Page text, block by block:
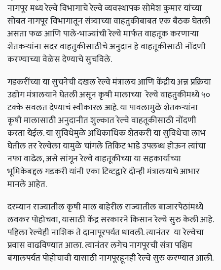
नागपूर मध्य रेल्वे विभागाचे रेल्वे व्यवस्थापक सोमेश कुमार यांच्या
सोबत नागपूर विभागातून संत्र्याच्या वाहतुकीबाबत एक बैठक घेतली
असता फळ आणि पाले-भाज्यांची रेल्वे मार्फत वाहतूक करणाऱ्या
शेतकऱ्यांना सदर वाहतुकीसाठीचे अनुदान हे वाहतूकीसाठी नोंदणी
करण्याच्या वेळेस देण्याचे सुचविले.
गडकरींच्या या सुचनेची दखल रेल्वे मंत्रालय आणि केंद्रीय अन्न प्रक्रिया
उद्योग मंत्रालयाने घेतली असून कृषी मालाच्या रेल्वे वाहतुकीमध्ये ५०
टक्के सवलत देण्याचं स्वीकारल आहे. या पावलामुळे शेतकऱ्यांना
कृषी मालासाठी अनुदानीत शुल्कात रेल्वे वाहतूकीसाठी नोंदणी
करता येईल. या सुविधेमुळे अधिकाधिक शेतकरी या सुविधेचा लाभ
घेतील तर रेल्वेला यामुळे चांगले तिकिट भाडे उपलब्ध होऊन त्यांचा
नफा वाढेल,असे सांगून रेल्वे वाहतूकीच्या या सहकार्याच्या
भूमिकेबद्दल गडकरी यांनी एका टिव्टद्वारे दोन्ही मंत्रालयाचे आभार
मानले आहेत.
दरम्यान राज्यातील कृषी माल बाहेरील राज्यातील बाजारपेठांमध्ये
लवकर पोहोचवा, यासाठी केंद्र सरकारने किसान रेल्वे सुरु केली आहे.
पहिला रेल्वेही नाशिक ते दानापूरपर्यंत धावली. त्यानंतर या रेल्वेचा
प्रवास वाढविण्यात आला. त्यानंतर लगेच नागपूरची संत्रा पश्चिम
बंगालपर्यत पोहोचावी यासाठी नागपूरहूनही रेल्वे सुरु करण्यात आली.